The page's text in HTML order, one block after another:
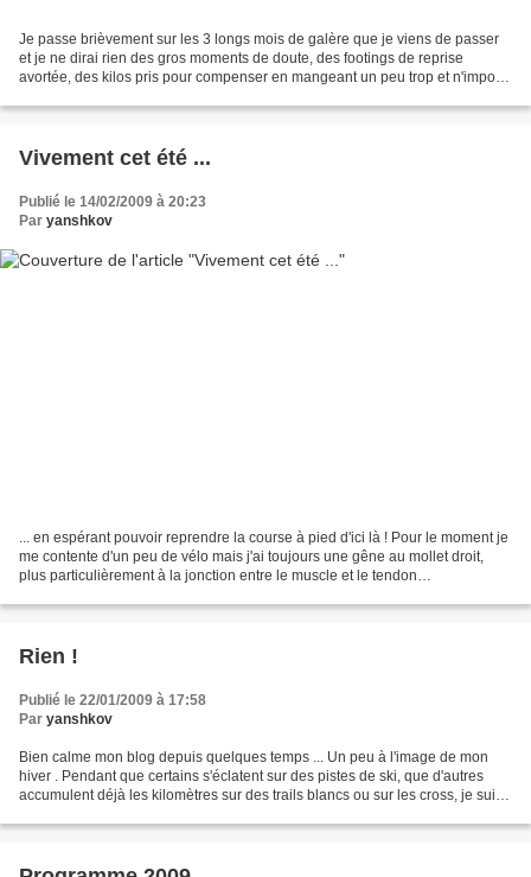
Je passe brièvement sur les 3 longs mois de galère que je viens de passer
et je ne dirai rien des gros moments de doute, des footings de reprise
avortée, des kilos pris pour compenser en mangeant un peu trop et n'importe
Vivement cet été ...
Publié le 14/02/2009 à 20:23
Par yanshkov
... en espérant pouvoir reprendre la course à pied d'ici là ! Pour le moment je
me contente d'un peu de vélo mais j'ai toujours une gêne au mollet droit,
plus particulièrement à la jonction entre le muscle et le tendon
Rien !
Publié le 22/01/2009 à 17:58
Par yanshkov
Bien calme mon blog depuis quelques temps ... Un peu à l'image de mon
hiver . Pendant que certains s'éclatent sur des pistes de ski, que d'autres
accumulent déjà les kilomètres sur des trails blancs ou sur les cross, je suis